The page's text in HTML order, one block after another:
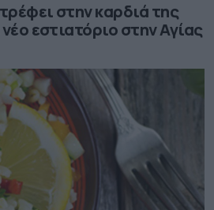
στην καρδιά της
εστιατόριο στην Αγίας